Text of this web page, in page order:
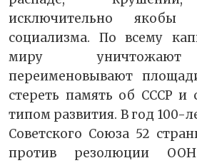
исключительно якобы
социализма. По всему
миру уничтожают
переименовывают
стереть память об СССР и
типом развития. В год 100-
Советского Союза 52
против резолюции